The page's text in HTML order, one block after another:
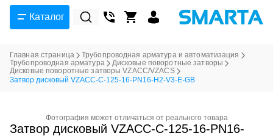
Каталог
Главная страница
Трубопроводная арматура и автоматизация
Трубопроводная арматура
Дисковые поворотные затворы
Дисковые поворотные затворы VZACC/VZACS
Затвор дисковый VZACC-C-125-16-PN16-H2-V3-E-GB
Фотография может отличаться от реального товара
Затвор дисковый VZACC-C-125-16-PN16-